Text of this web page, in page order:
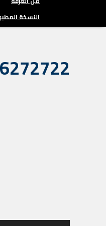
النسخة